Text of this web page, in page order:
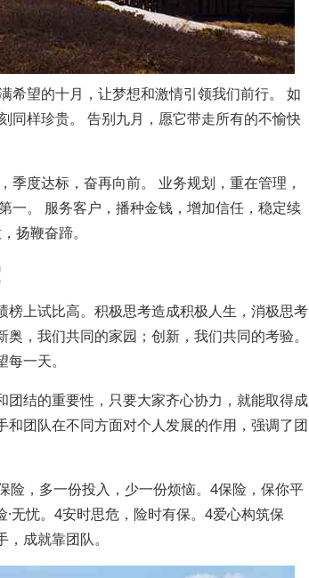
希望的十月，让梦想和激情引领我们前行。 如
同样珍贵。 告别九月，愿它带走所有的不愉快
度达标，奋再向前。 业务规划，重在管理，
一。 服务客户，播种金钱，增加信任，稳定续
扬鞭奋蹄。
上试比高。积极思考造成积极人生，消极思考
，我们共同的家园；创新，我们共同的考验。
一天。
结的重要性，只要大家齐心协力，就能取得成
团队在不同方面对个人发展的作用，强调了团
险，多一份投入，少一份烦恼。4保险，保你平
无忧。4安时思危，险时有保。4爱心构筑保
成就靠团队。